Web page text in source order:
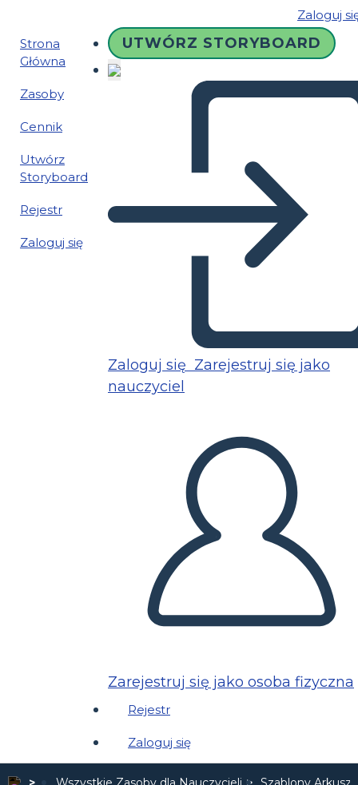
Zaloguj
Strona
Główna
Zasoby
Cennik
Utwórz
Storyboard
Rejestr
Zaloguj się
UTWÓRZ STORYBOARD
Zaloguj się Zarejestruj się jako
nauczyciel
Zarejestruj się jako osoba fizyczna
Rejestr
Zaloguj się